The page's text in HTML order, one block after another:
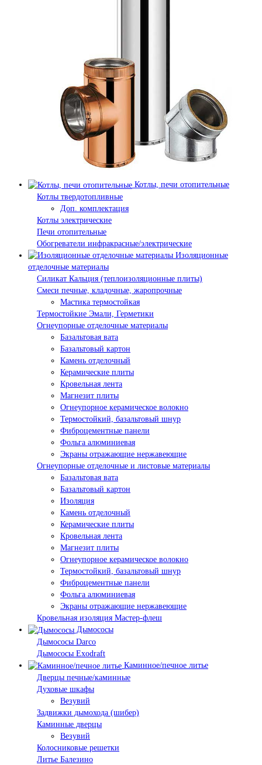
Котлы, печи отопительные
Котлы твердотопливные
Доп. комплектация
Котлы электрические
Печи отопительные
Обогреватели инфракрасные/электрические
Изоляционные
отделочные материалы
Силикат Кальция (теплоизоляционные плиты)
Смеси печные, кладочные, жаропрочные
Мастика термостойкая
Термостойкие Эмали, Герметики
Огнеупорные отделочные материалы
Базальтовая вата
Базальтовый картон
Камень отделочный
Керамические плиты
Кровельная лента
Магнезит плиты
Огнеупорное керамическое волокно
Термостойкий, базальтовый шнур
Фиброцементные панели
Фольга алюминиевая
Экраны отражающие нержавеющие
Огнеупорные отделочные и листовые материалы
Базальтовая вата
Базальтовый картон
Изоляция
Камень отделочный
Керамические плиты
Кровельная лента
Магнезит плиты
Огнеупорное керамическое волокно
Термостойкий, базальтовый шнур
Фиброцементные панели
Фольга алюминиевая
Экраны отражающие нержавеющие
Кровельная изоляция Мастер-флеш
Дымососы
Дымососы Darco
Дымососы Exodraft
Каминное/печное литье
Дверцы печные/каминные
Духовые шкафы
Везувий
Задвижки дымохода (шибер)
Каминные дверцы
Везувий
Колосниковые решетки
Литье Балезино